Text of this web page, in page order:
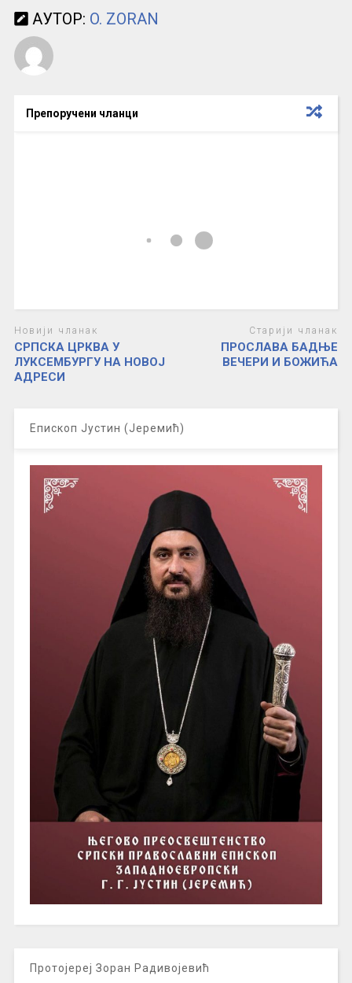
АУТОР: O. ZORAN
Препоручени чланци
Новији чланак
СРПСКА ЦРКВА У
ЛУКСЕМБУРГУ НА НОВОЈ
АДРЕСИ
Старији чланак
ПРОСЛАВА БАДЊЕ
ВЕЧЕРИ И БОЖИЋА
Епископ Јустин (Јеремић)
Протојереј Зоран Радивојевић